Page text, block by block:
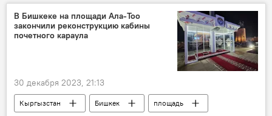
обстрел
гибель
В Бишкеке на площади Ала-Тоо
закончили реконструкцию кабины
почетного караула
30 декабря 2023, 21:13
Кыргызстан Бишкек
площадь